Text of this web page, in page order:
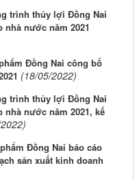
trình thủy lợi Đồng Nai
nước năm 2021
Đồng Nai công bố
(18/05/2022)
trình thủy lợi Đồng Nai
nước năm 2021, kế
Đồng Nai báo cáo
sản xuất kinh doanh